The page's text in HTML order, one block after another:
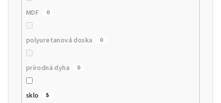
MDF 0
polyuretanová doska 0
prírodná dyha 0
sklo 5